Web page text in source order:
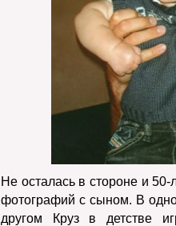
Не осталась в стороне и
фотографий с сыном. В
другом Круз в детстве